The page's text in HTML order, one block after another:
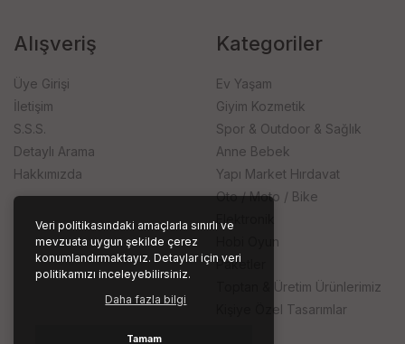
Veri politikasındaki amaçlarla sınırlı ve
mevzuata uygun şekilde çerez
konumlandırmaktayız. Detaylar için veri
politikamızı inceleyebilirsiniz.
Daha fazla bilgi
Tamam
Alışveriş
Üye Girişi
İletişim
S.S.S.
Detaylı Arama
Hakkımızda
Kategoriler
Ev Yaşam
Giyim Kozmetik
Spor & Outdoor & Sağlık
Anne Bebek
Yapı Market Hırdavat
Oto / Moto / Bike
Hobi Oyun
Paketler
Toptan & Üretim Ürünlerimiz
Kişiye Özel Tasarımlar